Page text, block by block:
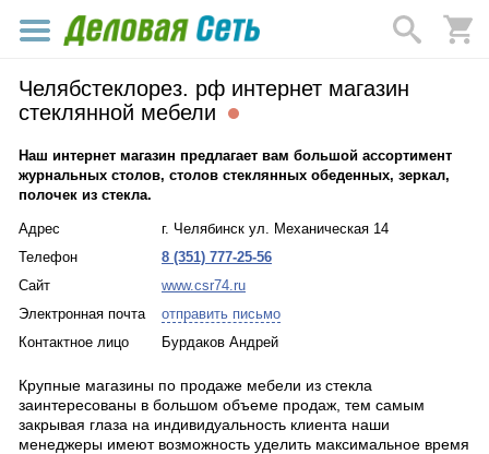
Челябстеклорез. рф интернет магазин
стеклянной мебели
Наш интернет магазин предлагает вам большой ассортимент
журнальных столов, столов стеклянных обеденных, зеркал,
полочек из стекла.
Адрес
г. Челябинск ул. Механическая 14
Телефон
8 (351) 777-25-56
Сайт
www.csr74.ru
Электронная почта
отправить письмо
Контактное лицо
Бурдаков Андрей
Крупные магазины по продаже мебели из стекла
заинтересованы в большом объеме продаж, тем самым
закрывая глаза на индивидуальность клиента наши
менеджеры имеют возможность уделить максимальное время